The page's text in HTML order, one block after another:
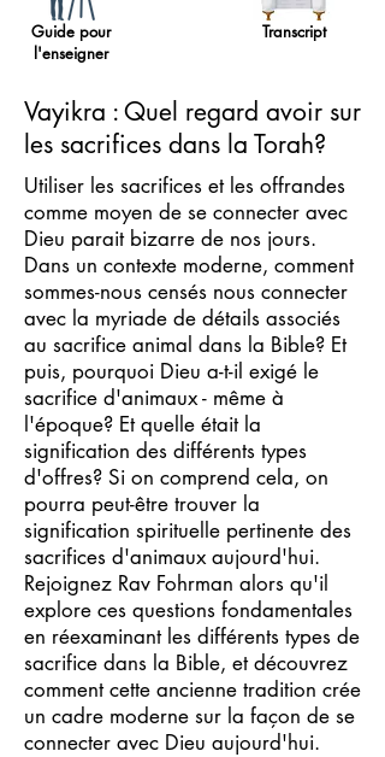
Guide pour
l'enseigner
Transcript
Vayikra : Quel regard avoir sur
les sacrifices dans la Torah?
Utiliser les sacrifices et les offrandes
comme moyen de se connecter avec
Dieu parait bizarre de nos jours.
Dans un contexte moderne, comment
sommes-nous censés nous connecter
avec la myriade de détails associés
au sacrifice animal dans la Bible? Et
puis, pourquoi Dieu a-t-il exigé le
sacrifice d'animaux - même à
l'époque? Et quelle était la
signification des différents types
d'offres? Si on comprend cela, on
pourra peut-être trouver la
signification spirituelle pertinente des
sacrifices d'animaux aujourd'hui.
Rejoignez Rav Fohrman alors qu'il
explore ces questions fondamentales
en réexaminant les différents types de
sacrifice dans la Bible, et découvrez
comment cette ancienne tradition crée
un cadre moderne sur la façon de se
connecter avec Dieu aujourd'hui.